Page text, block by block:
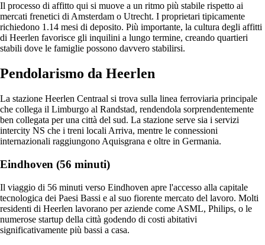
Il processo di affitto qui si muove a un ritmo più stabile rispetto ai
mercati frenetici di Amsterdam o Utrecht. I proprietari tipicamente
richiedono 1.14 mesi di deposito. Più importante, la cultura degli affitti
di Heerlen favorisce gli inquilini a lungo termine, creando quartieri
stabili dove le famiglie possono davvero stabilirsi.
Pendolarismo da Heerlen
La stazione Heerlen Centraal si trova sulla linea ferroviaria principale
che collega il Limburgo al Randstad, rendendola sorprendentemente
ben collegata per una città del sud. La stazione serve sia i servizi
intercity NS che i treni locali Arriva, mentre le connessioni
internazionali raggiungono Aquisgrana e oltre in Germania.
Eindhoven (56 minuti)
Il viaggio di 56 minuti verso Eindhoven apre l'accesso alla capitale
tecnologica dei Paesi Bassi e al suo fiorente mercato del lavoro. Molti
residenti di Heerlen lavorano per aziende come ASML, Philips, o le
numerose startup della città godendo di costi abitativi
significativamente più bassi a casa.